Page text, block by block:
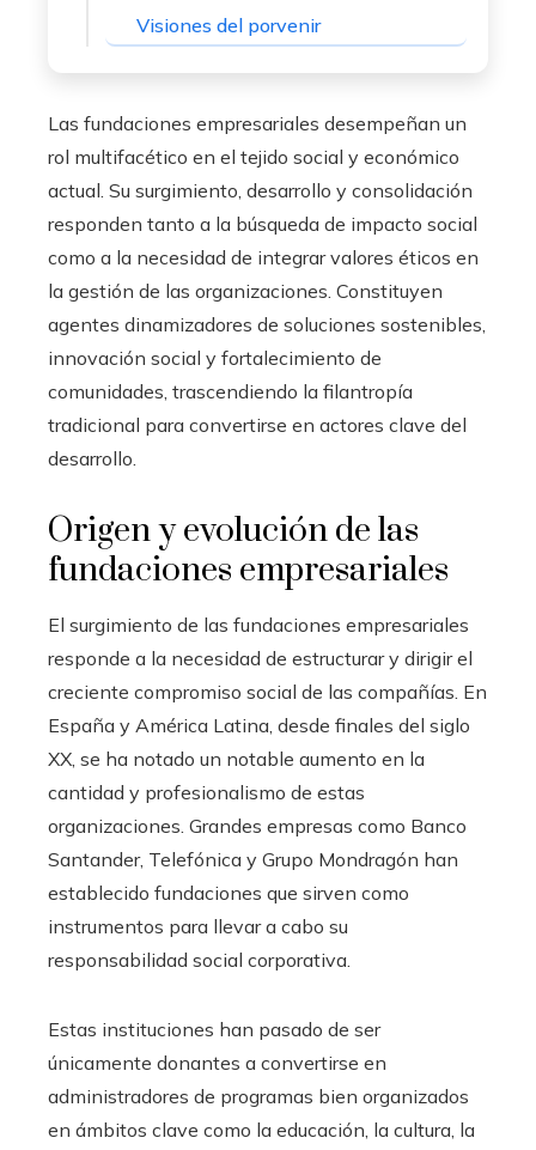
Visiones del porvenir
Las fundaciones empresariales desempeñan un
rol multifacético en el tejido social y económico
actual. Su surgimiento, desarrollo y consolidación
responden tanto a la búsqueda de impacto social
como a la necesidad de integrar valores éticos en
la gestión de las organizaciones. Constituyen
agentes dinamizadores de soluciones sostenibles,
innovación social y fortalecimiento de
comunidades, trascendiendo la filantropía
tradicional para convertirse en actores clave del
desarrollo.
Origen y evolución de las
fundaciones empresariales
El surgimiento de las fundaciones empresariales
responde a la necesidad de estructurar y dirigir el
creciente compromiso social de las compañías. En
España y América Latina, desde finales del siglo
XX, se ha notado un notable aumento en la
cantidad y profesionalismo de estas
organizaciones. Grandes empresas como Banco
Santander, Telefónica y Grupo Mondragón han
establecido fundaciones que sirven como
instrumentos para llevar a cabo su
responsabilidad social corporativa.
Estas instituciones han pasado de ser
únicamente donantes a convertirse en
administradores de programas bien organizados
en ámbitos clave como la educación, la cultura, la